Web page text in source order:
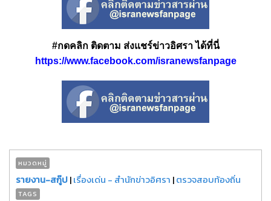
#กดคลิก ติดตาม ส่งแชร์ข่าวอิศรา ได้ที่นี่
https://www.facebook.com/isranewsfanpage
หมวดหมู่
รายงาน-สกู๊ป|เรื่องเด่น - สำนักข่าวอิศรา |ตรวจสอบท้องถิ่น
TAGS